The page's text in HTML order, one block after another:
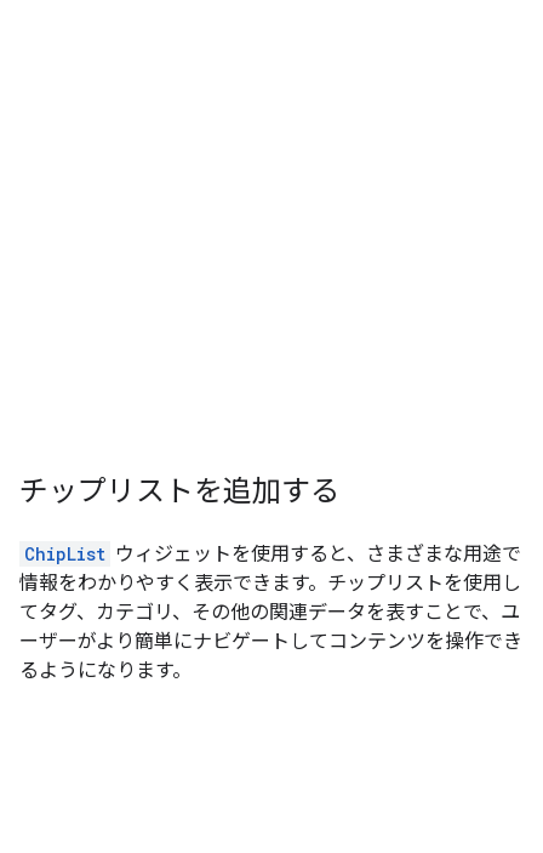
チップリストを追加する
ChipList ウィジェットを使用すると、さまざまな用途で
情報をわかりやすく表示できます。チップリストを使用し
てタグ、カテゴリ、その他の関連データを表すことで、ユ
ーザーがより簡単にナビゲートしてコンテンツを操作でき
るようになります。